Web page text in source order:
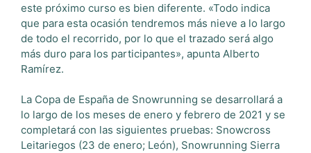
este próximo curso es bien diferente. «Todo indica
que para esta ocasión tendremos más nieve a lo largo
de todo el recorrido, por lo que el trazado será algo
más duro para los participantes», apunta Alberto
Ramírez.
La Copa de España de Snowrunning se desarrollará a
lo largo de los meses de enero y febrero de 2021 y se
completará con las siguientes pruebas: Snowcross
Leitariegos (23 de enero; León), Snowrunning Sierra